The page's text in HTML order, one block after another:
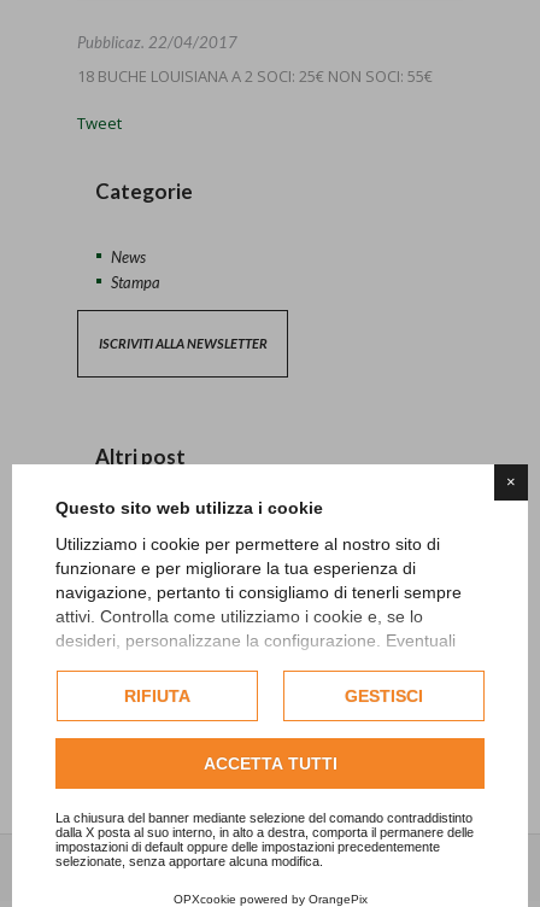
×
Questo sito web utilizza i cookie
Utilizziamo i cookie per permettere al nostro sito di
funzionare e per migliorare la tua esperienza di
navigazione, pertanto ti consigliamo di tenerli sempre
attivi. Controlla come utilizziamo i cookie e, se lo
desideri, personalizzane la configurazione. Eventuali
esclusivamente previa acquisizione del consenso
RIFIUTA GESTISCI
ACCETTA TUTTI
La chiusura del banner mediante selezione del comando contraddistinto
dalla X posta al suo interno, in alto a destra, comporta il permanere delle
impostazioni di default oppure delle impostazioni precedentemente
selezionate, senza apportare alcuna modifica.
OPXcookie powered by OrangePix
Pubblicaz. 22/04/2017
18 BUCHE LOUISIANA A 2 SOCI: 25€ NON SOCI: 55€
Tweet
Categorie
News
Stampa
ISCRIVITI ALLA NEWSLETTER
Altri post
13/04/2026 - News
Safeguarding
27/06/2024 - News
15/05/2024 - News